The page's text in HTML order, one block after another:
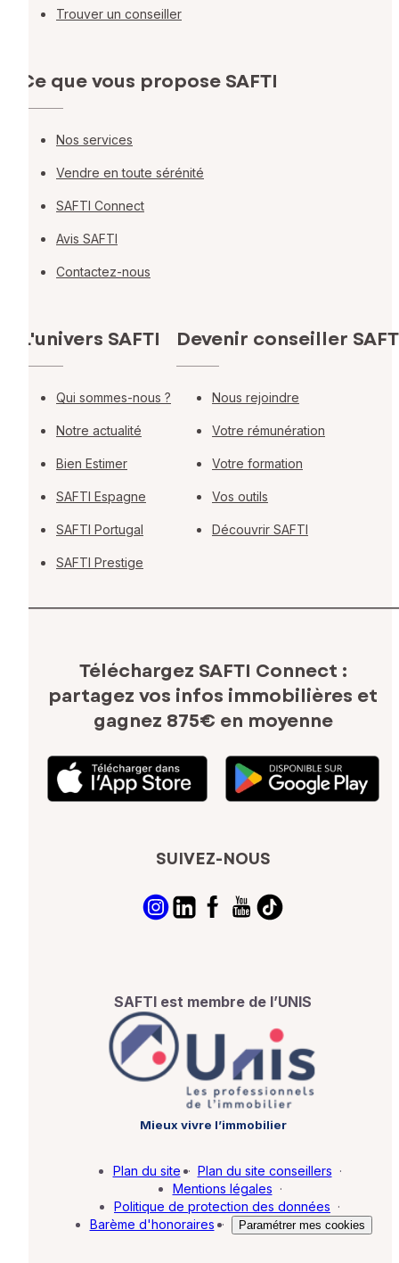
Trouver un conseiller
Ce que vous propose SAFTI
Nos services
Vendre en toute sérénité
SAFTI Connect
Avis SAFTI
Contactez-nous
L'univers SAFTI
Qui sommes-nous ?
Notre actualité
Bien Estimer
SAFTI Espagne
SAFTI Portugal
SAFTI Prestige
Devenir conseiller
Nous rejoindre
Votre rémunération
Votre formation
Vos outils
Découvrir SAFTI
Téléchargez SAFTI Connect :
partagez vos infos immobilières et
gagnez 875€ en moyenne
SUIVEZ-NOUS
SAFTI est membre de l’UNIS
Mieux vivre l’immobilier
Plan du site · Plan du site conseillers ·
Mentions légales ·
Politique de protection des données ·
Barème d'honoraires · Paramétrer mes cookies